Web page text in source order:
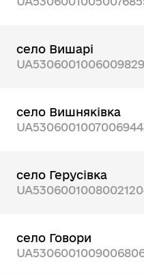
село Вишарі
село Вишняківка
село Герусівка
село Говори